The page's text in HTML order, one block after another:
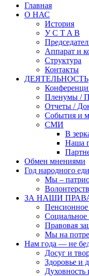
Главная
О НАС
История
У С T A B
Аппарат и
Структура
Контакты
ДЕЯТЕЛЬНОСТЬ
Пленумы /
Отчеты /
События и
СМИ
В
Наша
Обмен мнениями
Год народного
Мы –
ЗА НАШИ
Пенсионное
Социальное
Правовая
Мы на
Нам года — не
Досуг и
Здоровье и
Духовность